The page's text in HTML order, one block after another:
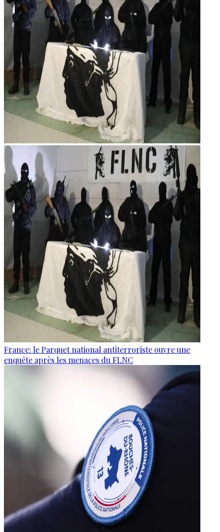
France: le Parquet national antiterroriste ouvre une
enquête après les menaces du FLNC